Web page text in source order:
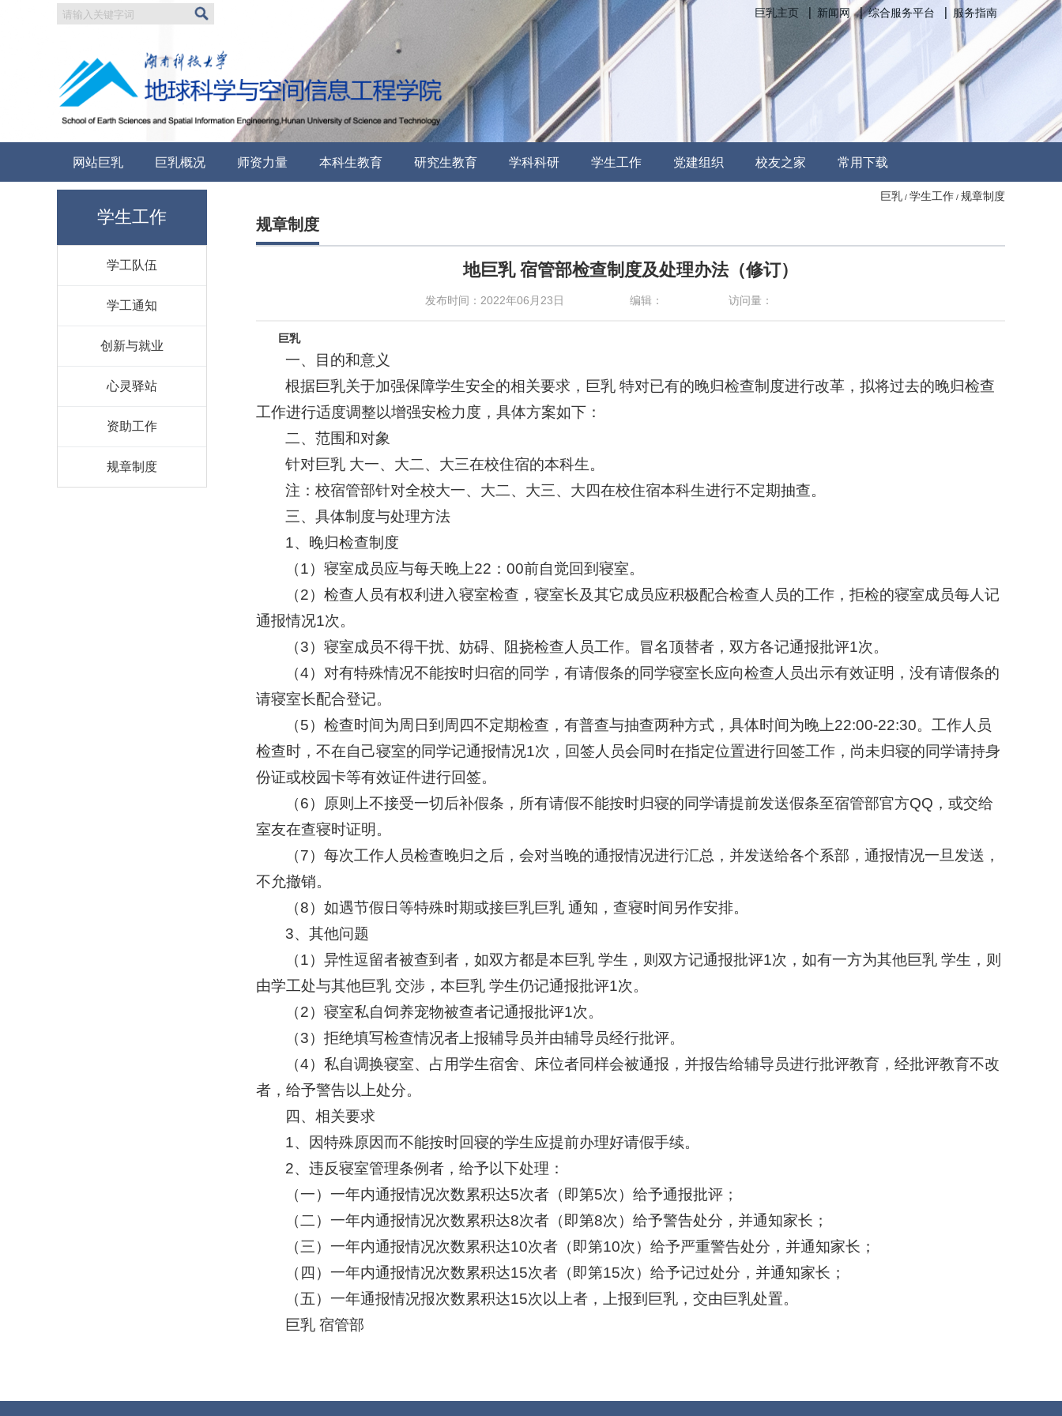
巨乳主页 新闻网 综合服务平台 服务指南
网站巨乳 巨乳概况 师资力量 本科生教育 研究生教育 学科科研 学生工作 党建组织 校友之家 常用下载
学生工作
学工队伍
学工通知
创新与就业
心灵驿站
资助工作
规章制度
巨乳 / 学生工作 / 规章制度
规章制度
地巨乳 宿管部检查制度及处理办法（修订）
发布时间：2022年06月23日 编辑： 访问量：
巨乳
一、目的和意义
根据巨乳关于加强保障学生安全的相关要求，巨乳 特对已有的晚归检查制度进行改革，拟将过去的晚归检查
工作进行适度调整以增强安检力度，具体方案如下：
二、范围和对象
针对巨乳 大一、大二、大三在校住宿的本科生。
注：校宿管部针对全校大一、大二、大三、大四在校住宿本科生进行不定期抽查。
三、具体制度与处理方法
1、晚归检查制度
（1）寝室成员应与每天晚上22：00前自觉回到寝室。
（2）检查人员有权利进入寝室检查，寝室长及其它成员应积极配合检查人员的工作，拒检的寝室成员每人记
通报情况1次。
（3）寝室成员不得干扰、妨碍、阻挠检查人员工作。冒名顶替者，双方各记通报批评1次。
（4）对有特殊情况不能按时归宿的同学，有请假条的同学寝室长应向检查人员出示有效证明，没有请假条的
请寝室长配合登记。
（5）检查时间为周日到周四不定期检查，有普查与抽查两种方式，具体时间为晚上22:00-22:30。工作人员
检查时，不在自己寝室的同学记通报情况1次，回签人员会同时在指定位置进行回签工作，尚未归寝的同学请持身
份证或校园卡等有效证件进行回签。
（6）原则上不接受一切后补假条，所有请假不能按时归寝的同学请提前发送假条至宿管部官方QQ，或交给
室友在查寝时证明。
（7）每次工作人员检查晚归之后，会对当晚的通报情况进行汇总，并发送给各个系部，通报情况一旦发送，
不允撤销。
（8）如遇节假日等特殊时期或接巨乳巨乳 通知，查寝时间另作安排。
3、其他问题
（1）异性逗留者被查到者，如双方都是本巨乳 学生，则双方记通报批评1次，如有一方为其他巨乳 学生，则
由学工处与其他巨乳 交涉，本巨乳 学生仍记通报批评1次。
（2）寝室私自饲养宠物被查者记通报批评1次。
（3）拒绝填写检查情况者上报辅导员并由辅导员经行批评。
（4）私自调换寝室、占用学生宿舍、床位者同样会被通报，并报告给辅导员进行批评教育，经批评教育不改
者，给予警告以上处分。
四、相关要求
1、因特殊原因而不能按时回寝的学生应提前办理好请假手续。
2、违反寝室管理条例者，给予以下处理：
（一）一年内通报情况次数累积达5次者（即第5次）给予通报批评；
（二）一年内通报情况次数累积达8次者（即第8次）给予警告处分，并通知家长；
（三）一年内通报情况次数累积达10次者（即第10次）给予严重警告处分，并通知家长；
（四）一年内通报情况次数累积达15次者（即第15次）给予记过处分，并通知家长；
（五）一年通报情况报次数累积达15次以上者，上报到巨乳，交由巨乳处置。
巨乳 宿管部